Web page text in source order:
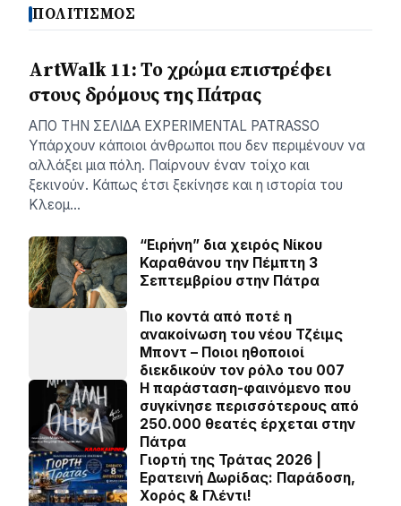
ΠΟΛΙΤΙΣΜΟΣ
ArtWalk 11: Το χρώμα επιστρέφει
στους δρόμους της Πάτρας
AΠΟ ΤΗΝ ΣΕΛΙΔΑ EXPERIMENTAL PATRASSO
Υπάρχουν κάποιοι άνθρωποι που δεν περιμένουν να
αλλάξει μια πόλη. Παίρνουν έναν τοίχο και
ξεκινούν. Κάπως έτσι ξεκίνησε και η ιστορία του
Κλεομ…
“Ειρήνη” δια χειρός Νίκου
Καραθάνου την Πέμπτη 3
Σεπτεμβρίου στην Πάτρα
Πιο κοντά από ποτέ η
ανακοίνωση του νέου Τζέιμς
Μποντ – Ποιοι ηθοποιοί
διεκδικούν τον ρόλο του 007
Η παράσταση-φαινόμενο που
συγκίνησε περισσότερους από
250.000 θεατές έρχεται στην
Πάτρα
Γιορτή της Τράτας 2026 |
Ερατεινή Δωρίδας: Παράδοση,
Χορός & Γλέντι!